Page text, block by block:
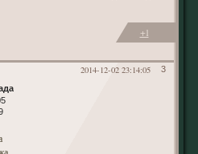
+1
3
2014-12-02 23:14:05